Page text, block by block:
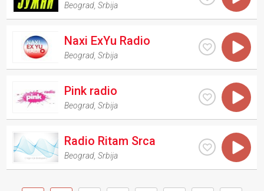
Beograd ,Srbija
Naxi ExYu Radio
Beograd ,Srbija
Pink radio
Beograd ,Srbija
Radio Ritam Srca
Beograd ,Srbija